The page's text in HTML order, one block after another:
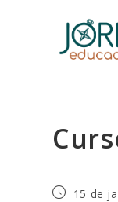
Post15 de